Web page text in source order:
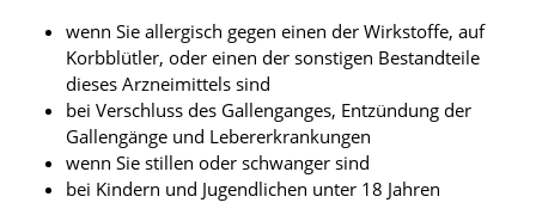
wenn Sie allergisch gegen einen der Wirkstoffe, auf
Korbblütler, oder einen der sonstigen Bestandteile
dieses Arzneimittels sind
bei Verschluss des Gallenganges, Entzündung der
Gallengänge und Lebererkrankungen
wenn Sie stillen oder schwanger sind
bei Kindern und Jugendlichen unter 18 Jahren